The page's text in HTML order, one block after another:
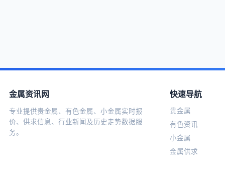
金属资讯网
专业提供贵金属、有色金属、小金属实时报
价、供求信息、行业新闻及历史走势数据服
务。
快速导航
贵金属
有色资讯
小金属
金属供求